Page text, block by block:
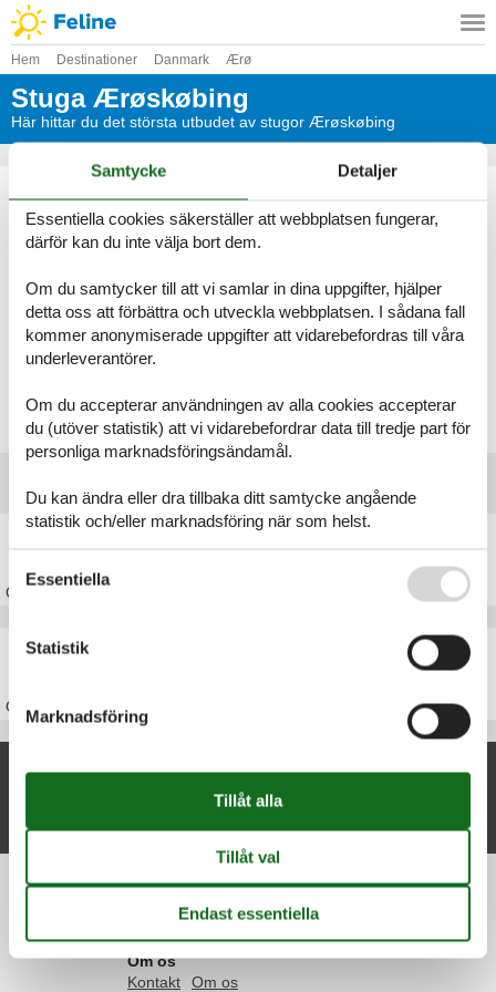
Hem Destinationer Danmark Ærø
Stuga Ærøskøbing
Här hittar du det största utbudet av stugor Ærøskøbing
nätet eller kontakta oss om du har frågor.
Se fram emot en underbar semester med gott om tid för varandra i
en vacker stuga Ærøskøbing
Välj bland 32 stugor
Huvudtoppartiklar
Stuga Ærø
Om
OmDanmark
Nya artiklar om Ærøskøbing
Visa lista
Information
Om os
Kontakt
Om os
Samtycke Detaljer
Essentiella cookies säkerställer att webbplatsen fungerar,
därför kan du inte välja bort dem.
Om du samtycker till att vi samlar in dina uppgifter, hjälper
detta oss att förbättra och utveckla webbplatsen. I sådana fall
kommer anonymiserade uppgifter att vidarebefordras till våra
underleverantörer.
Om du accepterar användningen av alla cookies accepterar
du (utöver statistik) att vi vidarebefordrar data till tredje part för
personliga marknadsföringsändamål.
Du kan ändra eller dra tillbaka ditt samtycke angående
statistik och/eller marknadsföring när som helst.
Essentiella
Statistik
Marknadsföring